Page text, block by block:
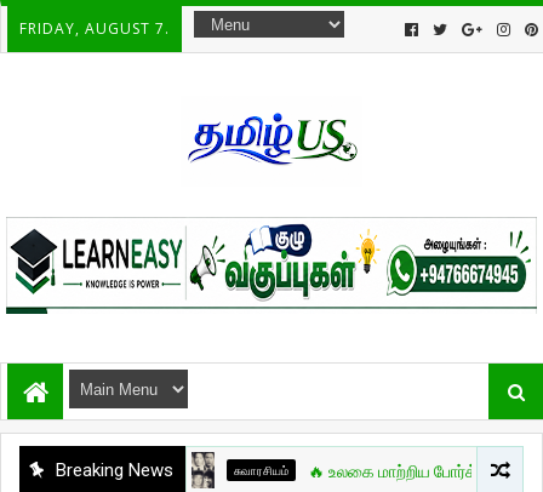
FRIDAY, AUGUST 7.
Breaking Newsசுவாரசியம் 🔥 உலகை மாற்றிய போர்க்கலை நாயகன் –